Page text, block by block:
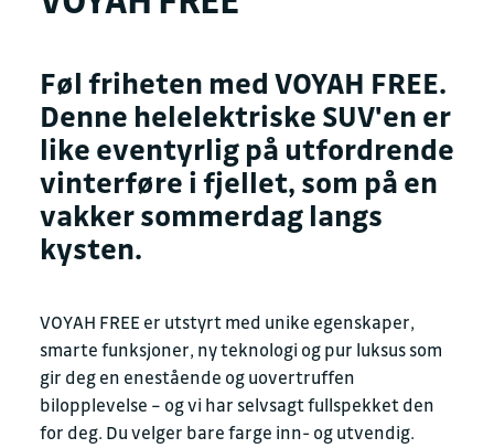
Føl friheten med VOYAH FREE.
Denne helelektriske SUV'en er
like eventyrlig på utfordrende
vinterføre i fjellet, som på en
vakker sommerdag langs
kysten.
VOYAH FREE er utstyrt med unike egenskaper,
smarte funksjoner, ny teknologi og pur luksus som
gir deg en enestående og uovertruffen
bilopplevelse – og vi har selvsagt fullspekket den
for deg. Du velger bare farge inn- og utvendig.